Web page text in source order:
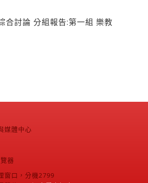
合討論 分組報告:第一組 樂教
媒體中心
器
窗口，分機2799